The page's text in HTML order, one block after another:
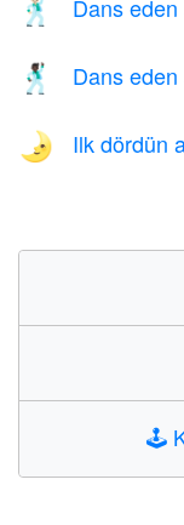
🕺🏻 Dans eden
🕺🏿 Dans
🌛 Ilk dördün
🕹️